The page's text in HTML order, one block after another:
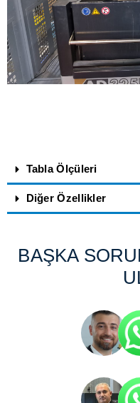
Tabla Ölçüleri
Diğer Özellikler
BAŞKA